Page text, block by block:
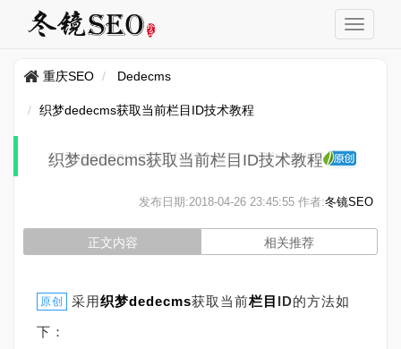
重庆SEO Dedecms
织梦dedecms获取当前栏目ID技术教程
织梦dedecms获取当前栏目ID技术教程
发布日期:2018-04-26 23:45:55 作者:冬镜SEO
正文内容 相关推荐
原创 采用织梦dedecms获取当前栏目 ID的方法如
下：